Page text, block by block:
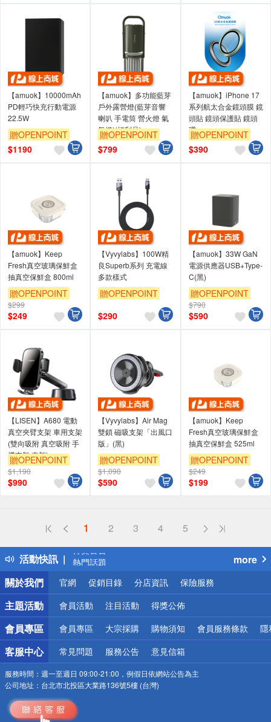
【amuok】10000mAh
PD輕巧快充行動電源
22.5W
贈OPENPOINT
$1190
【amuok】多功能藍芽
戶外露營燈(藍芽音響
喇叭 手電筒 營火燈 氣
氛燈)(福利品)
贈OPENPOINT
$799
【amuok】iPhone 17
系列航太合金鏡頭膜 鏡
頭貼 鏡頭保護貼 鏡頭
環贈OPENPOINT
$390
【amuok】Keep
Fresh真空玻璃保鮮盒
抽真空保鮮盒 800ml
贈OPENPOINT
$299
$249
【Vyvylabs】100W精
良Superb系列 充電線
多款樣式
贈OPENPOINT
$290
【amuok】33W GaN
電源供應器USB+Type-
C(黑)
贈OPENPOINT
$790
$590
【LISEN】A680 電動
真空夾臂支架 車用支架
(雙向吸附 真空吸附 手
機支架 車架)
贈OPENPOINT
$1,190
$990
【Vyvylabs】Air Mag
雙鎖 磁吸支架「出風口
版」(黑)
贈OPENPOINT
$1,090
$590
【amuok】Keep
Fresh真空玻璃保鮮盒
抽真空保鮮盒 525ml
贈OPENPOINT
$249
$199
1 2 3 4 5
活動快訊
詐騙網頁！請小心！
得獎公告
熱門話題
銀行優惠
偏遠地區配送
詐騙網頁！請小心！
more
關於我們
官網 促銷目錄 分店資訊 保險服務
主題活動 會員活動 注目活動 得獎公佈
會員專區 會員專區 大宗採購 購物須知 會員服務條款 隱
客服中心 常見問題 服務公告 意見信箱
服務時間： 週一至週日 09:00-21:00，例假日依網站公告為主
公司地址： 台北市北投區大業路136號5樓 (台灣)